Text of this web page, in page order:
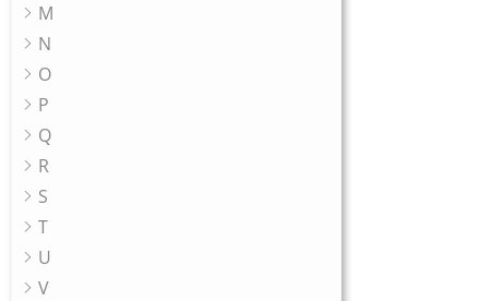
M
N
O
P
Q
R
S
T
U
V